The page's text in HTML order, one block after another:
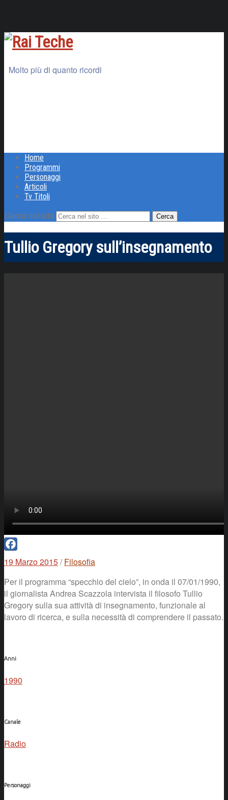
Molto più di quanto ricordi
Home
Programmi
Personaggi
Articoli
Tv Titoli
Cerca nel sito
Tullio Gregory sull’insegnamento
Facebook
19 Marzo 2015/ Filosofia
Per il programma “specchio del cielo”, in onda il 07/01/1990,
il giornalista Andrea Scazzola intervista il filosofo Tullio
Gregory sulla sua attività di insegnamento, funzionale al
lavoro di ricerca, e sulla necessità di comprendere il passato.
Anni
1990
Canale
Radio
Personaggi